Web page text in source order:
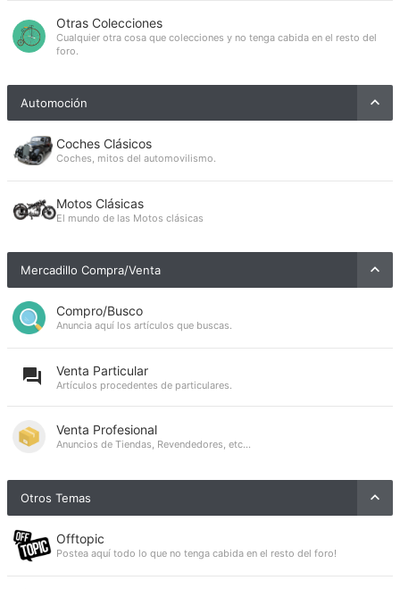
Otras Colecciones
Cualquier otra cosa que colecciones y no tenga cabida en el resto del
foro.
Automoción
Coches Clásicos
Coches, mitos del automovilismo.
Motos Clásicas
El mundo de las Motos clásicas
Mercadillo Compra/Venta
Compro/Busco
Anuncia aquí los artículos que buscas.
Venta Particular
Artículos procedentes de particulares.
Venta Profesional
Anuncios de Tiendas, Revendedores, etc...
Otros Temas
Offtopic
Postea aquí todo lo que no tenga cabida en el resto del foro!